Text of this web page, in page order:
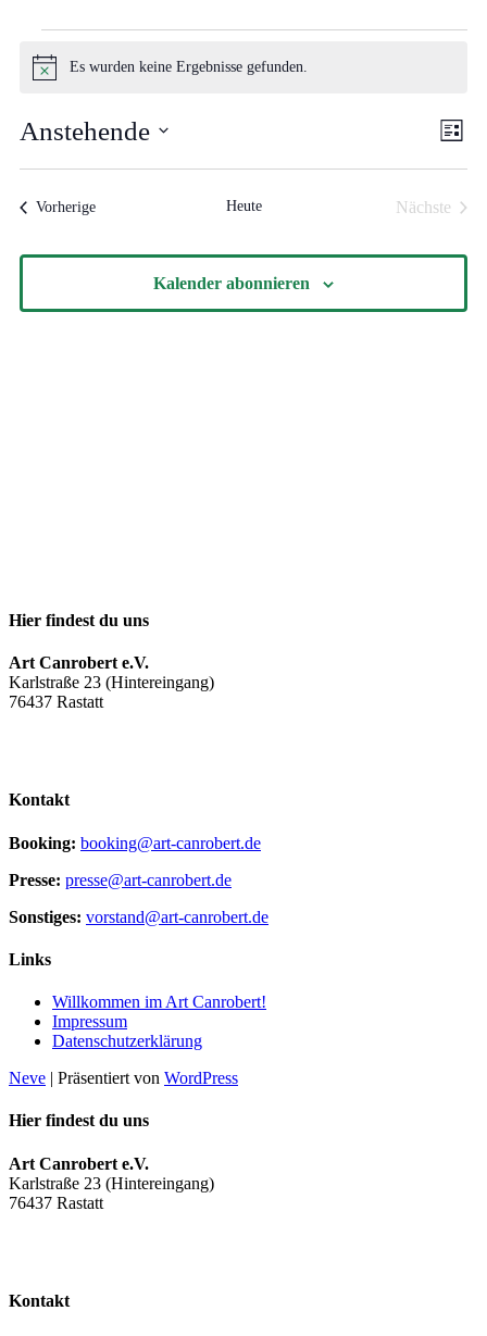
Hinweis
Es wurden keine Ergebnisse gefunden.
Liste
Anstehende
VorherigeVeranstaltungen Heute
Nächste
Kalender abonnieren
Hier findest du uns
Art Canrobert e.V.
Karlstraße 23 (Hintereingang)
76437 Rastatt
Kontakt
Booking: booking@art-canrobert.de
Presse: presse@art-canrobert.de
Sonstiges: vorstand@art-canrobert.de
Links
Willkommen im Art Canrobert!
Impressum
Datenschutzerklärung
Neve | Präsentiert von WordPress
Hier findest du uns
Art Canrobert e.V.
Karlstraße 23 (Hintereingang)
76437 Rastatt
Kontakt